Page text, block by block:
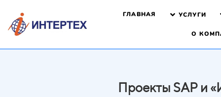
ГЛАВНАЯ УСЛУГИ
О
Проекты SAP и